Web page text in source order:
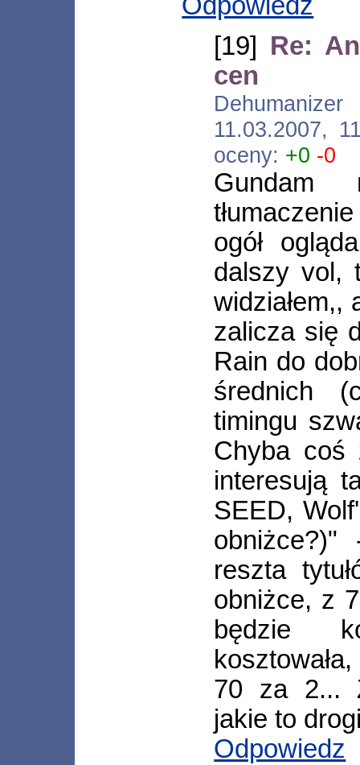
[19] Re:
cen
11.03.2007,
oceny: +0 -0
Gundam
ogół
dalszy vol,
widziałem,,
zalicza się
Rain do
średnich
timingu
Chyba coś
interesują
SEED,
reszta
obniżce, z
będzie
70 za 2...
jakie to
Odpowiedz